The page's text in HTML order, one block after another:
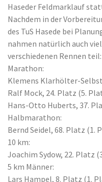
Haseder Feldmarklauf
Nachdem in der
des TuS Hasede bei
nahmen natürlich auch
verschiedenen Rennen teil:
Marathon:
Klemens Klarhölter-
Ralf Mock, 24. Platz (5.
Hans-Otto Huberts, 37.
Halbmarathon:
Bernd Seidel, 68. Platz (1.
10 km:
Joachim Sydow, 22. Platz
5 km Männer:
Lars Hampel, 8. Platz (1.